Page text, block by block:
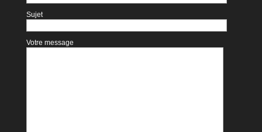
Sujet
Votre message